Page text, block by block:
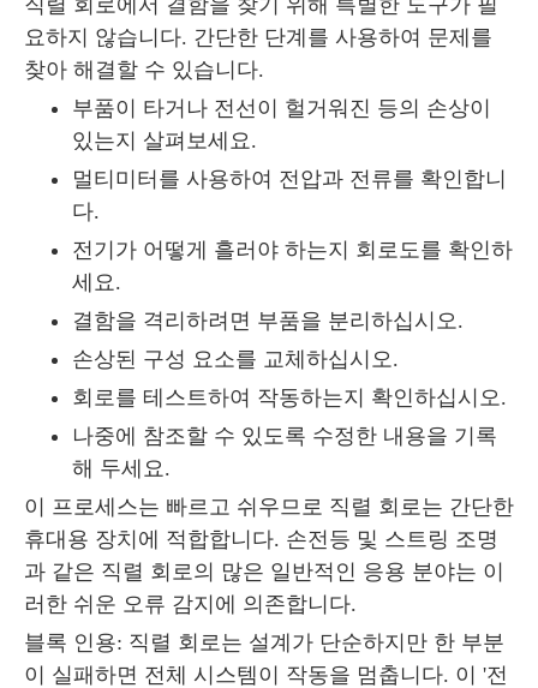
직렬 회로에서 결함을 찾기 위해 특별한 도구가 필
요하지 않습니다. 간단한 단계를 사용하여 문제를
찾아 해결할 수 있습니다.
부품이 타거나 전선이 헐거워진 등의 손상이
있는지 살펴보세요.
멀티미터를 사용하여 전압과 전류를 확인합니
다.
전기가 어떻게 흘러야 하는지 회로도를 확인하
세요.
결함을 격리하려면 부품을 분리하십시오.
손상된 구성 요소를 교체하십시오.
회로를 테스트하여 작동하는지 확인하십시오.
나중에 참조할 수 있도록 수정한 내용을 기록
해 두세요.
이 프로세스는 빠르고 쉬우므로 직렬 회로는 간단한
휴대용 장치에 적합합니다. 손전등 및 스트링 조명
과 같은 직렬 회로의 많은 일반적인 응용 분야는 이
러한 쉬운 오류 감지에 의존합니다.
블록 인용: 직렬 회로는 설계가 단순하지만 한 부분
이 실패하면 전체 시스템이 작동을 멈춥니다. 이 '전